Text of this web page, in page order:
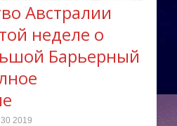
Австралии
неделе о
Барьерный
30 2019